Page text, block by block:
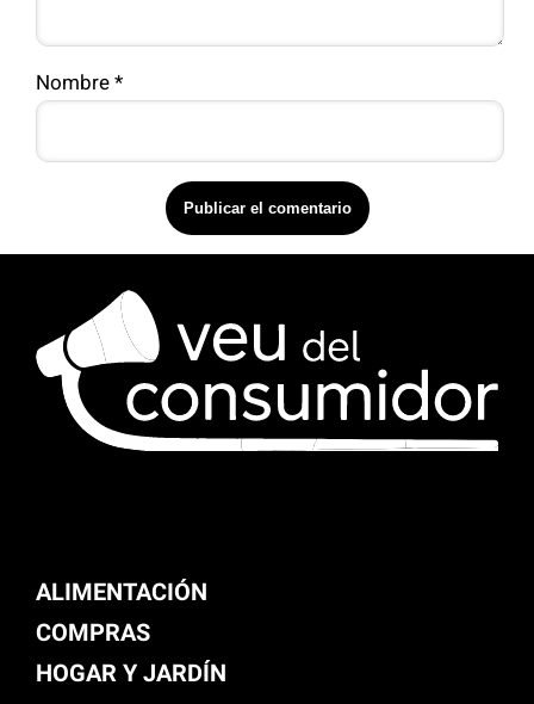
Nombre *
ALIMENTACIÓN
COMPRAS
HOGAR Y JARDÍN